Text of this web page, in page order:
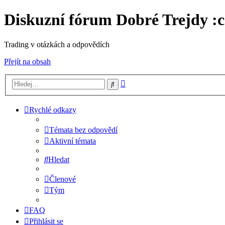
Diskuzní fórum Dobré Trejdy
Trading v otázkách a odpovědích
Přejít na obsah
Hledat
Rychlé odkazy
Témata bez odpovědí
Aktivní témata
Hledat
Členové
Tým
FAQ
Přihlásit se